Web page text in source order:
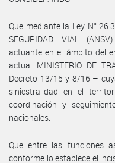
Que mediante la Ley N°
SEGURIDAD VIAL
actuante en el ámbito del
actual MINISTERIO DE
Decreto 13/15 y 8/16 –
siniestralidad en el
coordinación y
nacionales.
Que entre las funciones
conforme lo establece el